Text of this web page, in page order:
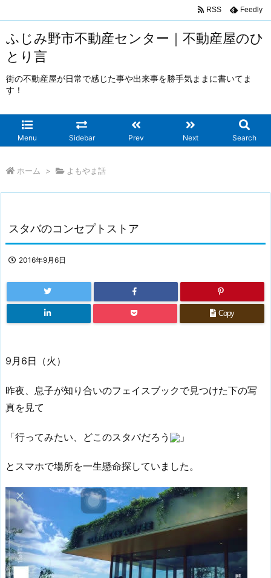
ふじみ野市不動産センター｜不動産屋のひ
とり言
街の不動産屋が日常で感じた事や出来事を勝手気ままに書いてま
す！
Menu Sidebar Prev Next Search
RSS Feedly
ホーム > よもやま話
スタバのコンセプトストア
2016年9月6日
Copy
9月6日（火）
昨夜、息子が知り合いのフェイスブックで見つけた下の写
真を見て
「行ってみたい、どこのスタバだろう 」
とスマホで場所を一生懸命探していました。